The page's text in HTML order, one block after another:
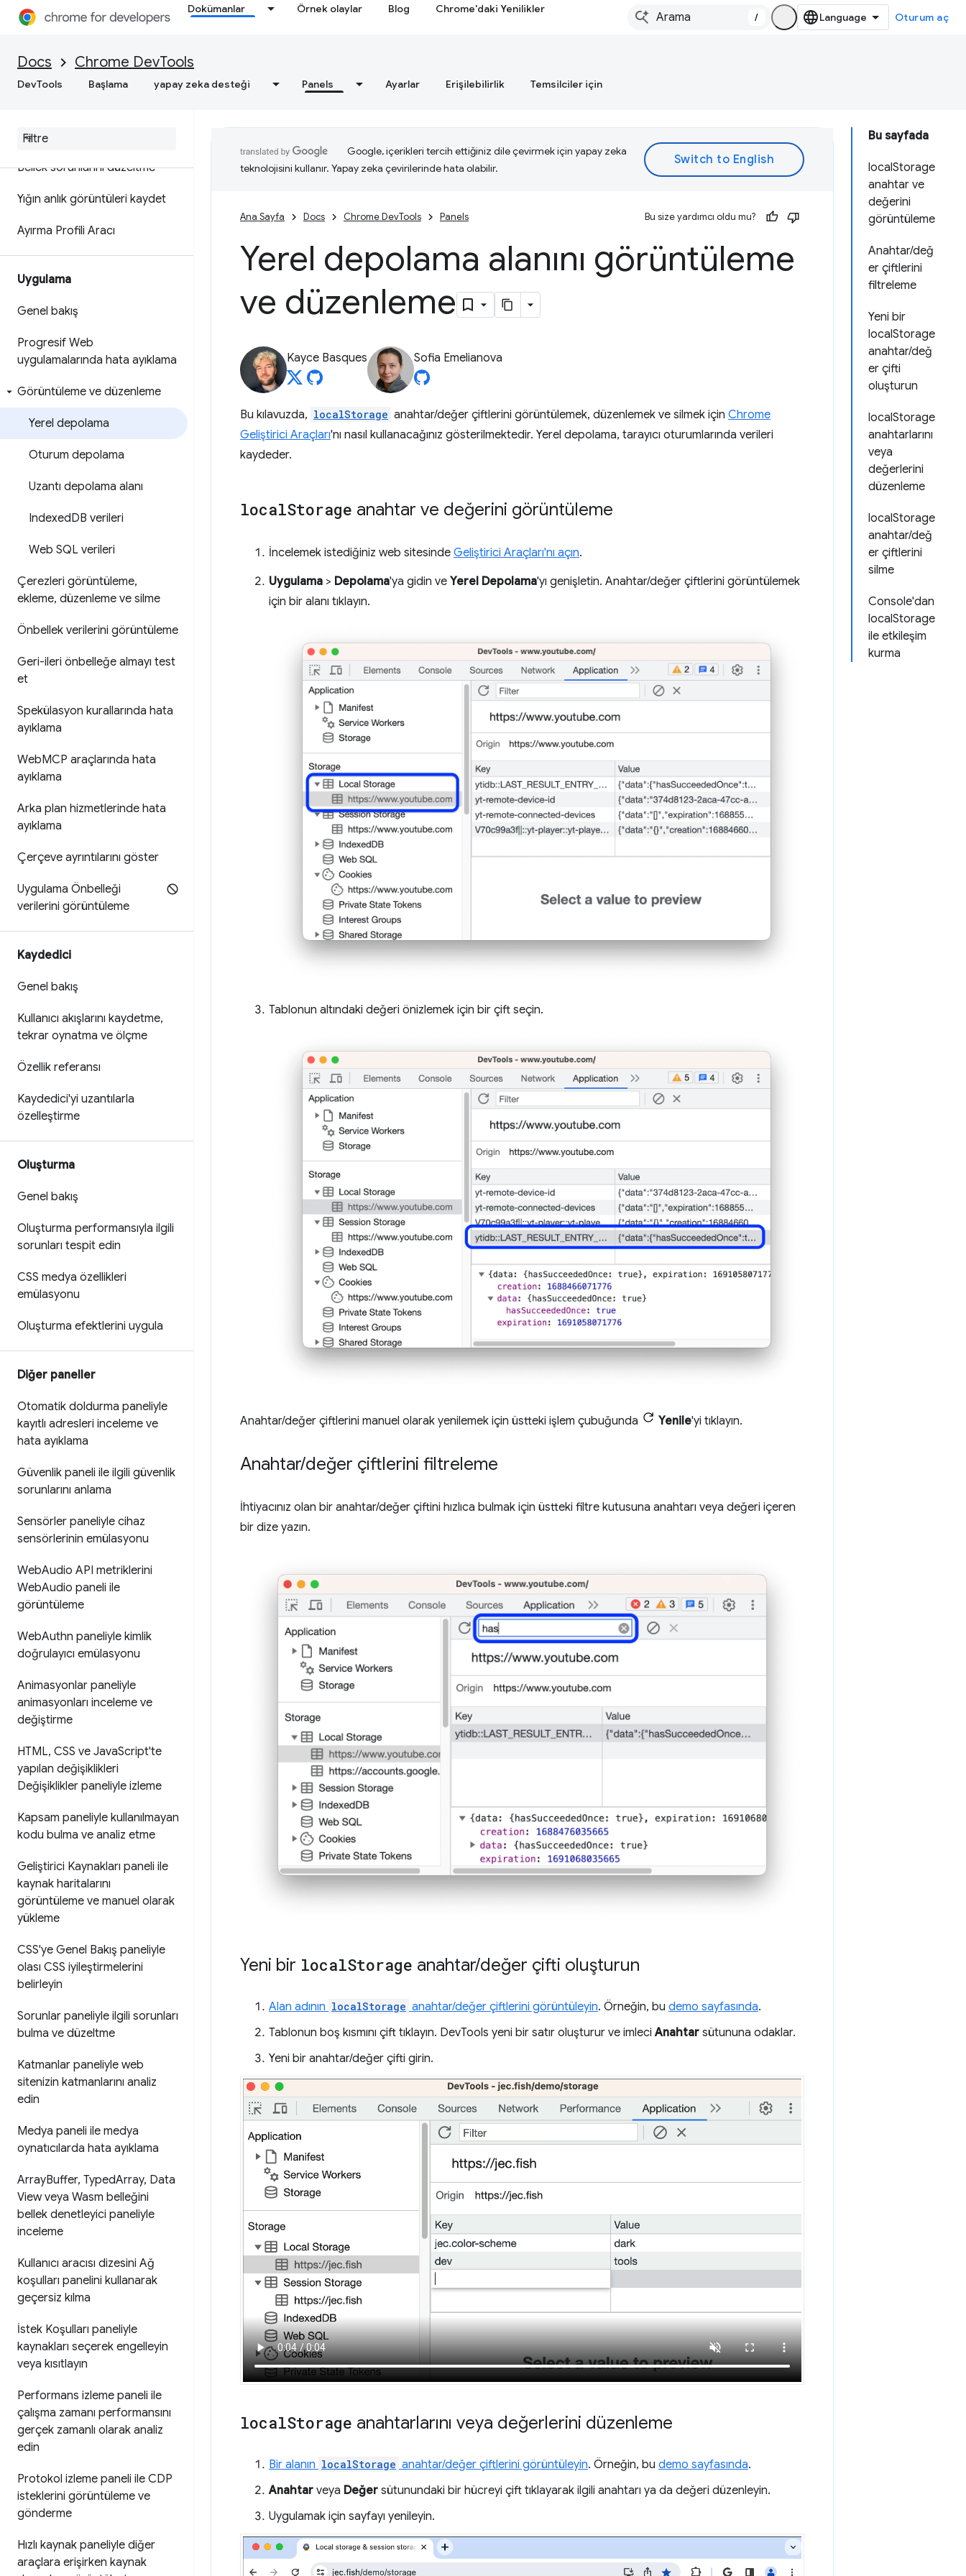
Dokümanlar Örnek olaylar Blog Chrome'daki Yenilikler
/ Oturum aç
Docs Chrome DevTools
DevTools Başlama yapay zeka desteği Panels Ayarlar Erişilebilirlik Temsilciler için
Web hızını optimize etme
Bellek
Bellek terminolojisi
Bellek sorunlarını düzeltme
Yığın anlık görüntüleri kaydet
Ayırma Profili Aracı
Uygulama
Genel bakış
Progresif Web
uygulamalarında hata ayıklama
Görüntüleme ve düzenleme
Yerel depolama
Oturum depolama
Uzantı depolama alanı
IndexedDB verileri
Web SQL verileri
Çerezleri görüntüleme,
ekleme, düzenleme ve silme
Önbellek verilerini görüntüleme
Geri-ileri önbelleğe almayı test
et
Spekülasyon kurallarında hata
ayıklama
WebMCP araçlarında hata
ayıklama
Arka plan hizmetlerinde hata
ayıklama
Çerçeve ayrıntılarını göster
Uygulama Önbelleği
verilerini görüntüleme
Kaydedici
Genel bakış
Kullanıcı akışlarını kaydetme,
tekrar oynatma ve ölçme
Özellik referansı
Kaydedici'yi uzantılarla
özelleştirme
Oluşturma
Genel bakış
Oluşturma performansıyla ilgili
sorunları tespit edin
CSS medya özellikleri
emülasyonu
Oluşturma efektlerini uygula
Diğer paneller
Otomatik doldurma paneliyle
kayıtlı adresleri inceleme ve
hata ayıklama
Güvenlik paneli ile ilgili güvenlik
sorunlarını anlama
Sensörler paneliyle cihaz
sensörlerinin emülasyonu
WebAudio API metriklerini
WebAudio paneli ile
görüntüleme
WebAuthn paneliyle kimlik
doğrulayıcı emülasyonu
Animasyonlar paneliyle
animasyonları inceleme ve
değiştirme
HTML, CSS ve JavaScript'te
yapılan değişiklikleri
Değişiklikler paneliyle izleme
Kapsam paneliyle kullanılmayan
kodu bulma ve analiz etme
Geliştirici Kaynakları paneli ile
kaynak haritalarını
görüntüleme ve manuel olarak
yükleme
CSS'ye Genel Bakış paneliyle
olası CSS iyileştirmelerini
belirleyin
Sorunlar paneliyle ilgili sorunları
bulma ve düzeltme
Katmanlar paneliyle web
sitenizin katmanlarını analiz
edin
Medya paneli ile medya
oynatıcılarda hata ayıklama
ArrayBuffer, TypedArray, Data
View veya Wasm belleğini
bellek denetleyici paneliyle
inceleme
Kullanıcı aracısı dizesini Ağ
koşulları panelini kullanarak
geçersiz kılma
İstek Koşulları paneliyle
kaynakları seçerek engelleyin
veya kısıtlayın
Performans izleme paneli ile
çalışma zamanı performansını
gerçek zamanlı olarak analiz
edin
Protokol izleme paneli ile CDP
isteklerini görüntüleme ve
gönderme
Hızlı kaynak paneliyle diğer
araçlara erişirken kaynak
Bu sayfada
localStorage
anahtar ve
değerini
görüntüleme
Anahtar/değ
er çiftlerini
filtreleme
Yeni bir
localStorage
anahtar/değ
er çifti
oluşturun
localStorage
anahtarlarını
veya
değerlerini
düzenleme
localStorage
anahtar/değ
er çiftlerini
silme
Console'dan
localStorage
ile etkileşim
kurma
Google, içerikleri tercih ettiğiniz dile çevirmek için yapay zeka
teknolojisini kullanır. Yapay zeka çevirilerinde hata olabilir.
Ana Sayfa Docs Chrome DevTools Panels Bu size yardımcı oldu mu?
Yerel depolama alanını görüntüleme
ve düzenleme
Kayce Basques Sofia Emelianova
Bu kılavuzda, localStorage anahtar/değer çiftlerini görüntülemek, düzenlemek ve silmek için Chrome
Geliştirici Araçları'nı nasıl kullanacağınız gösterilmektedir. Yerel depolama, tarayıcı oturumlarında verileri
kaydeder.
localStorage anahtar ve değerini görüntüleme
İncelemek istediğiniz web sitesinde Geliştirici Araçları'nı açın.
Uygulama > Depolama'ya gidin ve Yerel Depolama'yı genişletin. Anahtar/değer çiftlerini görüntülemek
için bir alanı tıklayın.
Tablonun altındaki değeri önizlemek için bir çift seçin.
Anahtar/değer çiftlerini manuel olarak yenilemek için üstteki işlem çubuğunda Yenile'yi tıklayın.
Anahtar/değer çiftlerini filtreleme
İhtiyacınız olan bir anahtar/değer çiftini hızlıca bulmak için üstteki filtre kutusuna anahtarı veya değeri içeren
bir dize yazın.
Yeni bir localStorage anahtar/değer çifti oluşturun
Alan adının localStorage anahtar/değer çiftlerini görüntüleyin. Örneğin, bu demo sayfasında.
Tablonun boş kısmını çift tıklayın. DevTools yeni bir satır oluşturur ve imleciAnahtar sütununa odaklar.
Yeni bir anahtar/değer çifti girin.
localStorage anahtarlarını veya değerlerini düzenleme
Bir alanın localStorage anahtar/değer çiftlerini görüntüleyin. Örneğin, bu demo sayfasında.
Anahtar veya Değer sütunundaki bir hücreyi çift tıklayarak ilgili anahtarı ya da değeri düzenleyin.
Uygulamak için sayfayı yenileyin.